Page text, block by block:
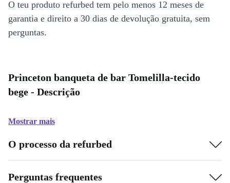
O teu produto refurbed tem pelo menos 12 meses de
garantia e direito a 30 dias de devolução gratuita, sem
perguntas.
Princeton banqueta de bar Tomelilla-tecido
bege - Descrição
Mostrar mais
O processo da refurbed
Perguntas frequentes